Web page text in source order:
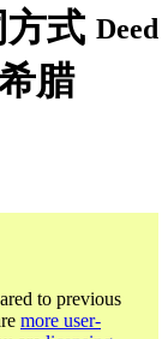
式
腊
Deed
to previous
more user-